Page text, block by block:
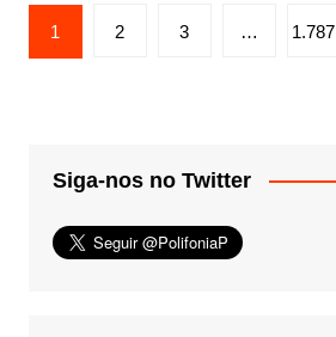
Paginação
de
1 2 3 … 1.787
Siga-nos no Twitter